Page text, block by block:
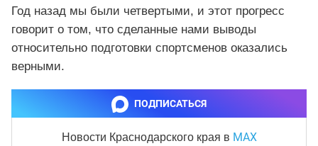
Год назад мы были четвертыми, и этот прогресс
говорит о том, что сделанные нами выводы
относительно подготовки спортсменов оказались
верными.
ПОДПИСАТЬСЯ
Новости Краснодарского края в MAX